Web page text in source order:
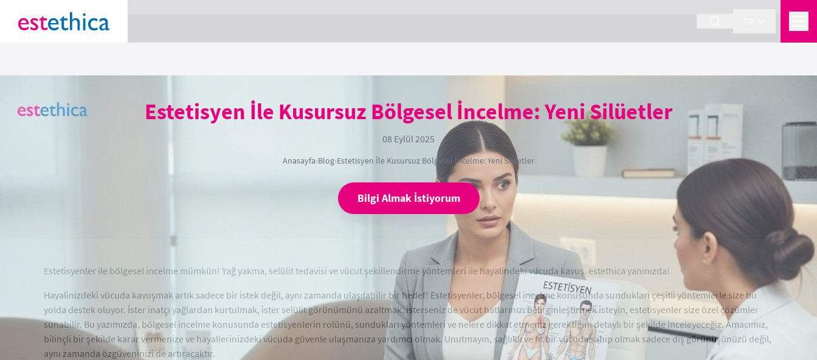
Estetisyen İle Kusursuz Bölgesel İncelme: Yeni Silüetler
08 Eylül 2025
Anasayfa›Blog›Estetisyen İle Kusursuz Bölgesel İncelme: Yeni Silüetler
Bilgi Almak İstiyorum
Estetisyenler ile bölgesel incelme mümkün! Yağ yakma, selülit tedavisi ve vücut şekillendirme yöntemleri ile hayalindeki vücuda kavuş. estethica yanınızda!
Hayalinizdeki vücuda kavuşmak artık sadece bir istek değil, aynı zamanda ulaşılabilir bir hedef! Estetisyenler, bölgesel incelme konusunda sundukları çeşitli yöntemlerle size bu
yolda destek oluyor. İster inatçı yağlardan kurtulmak, ister selülit görünümünü azaltmak, isterseniz de vücut hatlarınızı belirginleştirmek isteyin, estetisyenler size özel çözümler
sunabilir. Bu yazımızda, bölgesel incelme konusunda estetisyenlerin rolünü, sundukları yöntemleri ve nelere dikkat etmeniz gerektiğini detaylı bir şekilde inceleyeceğiz. Amacımız,
bilinçli bir şekilde karar vermenize ve hayallerinizdeki vücuda güvenle ulaşmanıza yardımcı olmak. Unutmayın, sağlıklı ve fit bir vücuda sahip olmak sadece dış görünüşünüzü değil,
aynı zamanda özgüveninizi de artıracaktır.